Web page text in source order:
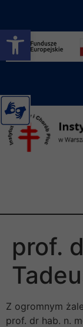
Otwórz pasek narzędzi
prof.
Z ogromnym
prof. dr hab. n.